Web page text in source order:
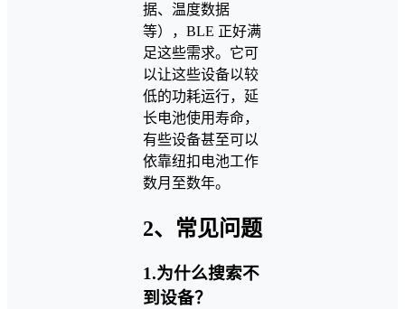
据、温度数据
等），BLE 正好满
足这些需求。它可
以让这些设备以较
低的功耗运行，延
长电池使用寿命，
有些设备甚至可以
依靠纽扣电池工作
数月至数年。
2、常见问题
1.为什么搜索不
到设备？